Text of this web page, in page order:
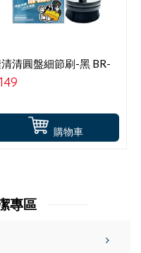
購物車
清圓盤細節刷-黑 BR-
專區